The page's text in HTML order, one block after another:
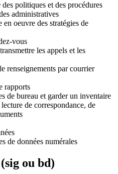
politiques et des procédures
administratives
oeuvre des stratégies de
vous
les appels et les
renseignements par courrier
rapports
de bureau et garder un inventaire
de correspondance, de
de données numérales
ou bd)